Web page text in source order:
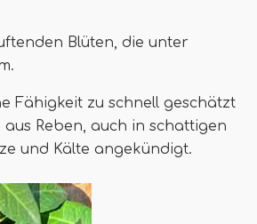
Blüten, die unter
Fähigkeit zu schnell geschätzt
Reben, auch in schattigen
und Kälte angekündigt.